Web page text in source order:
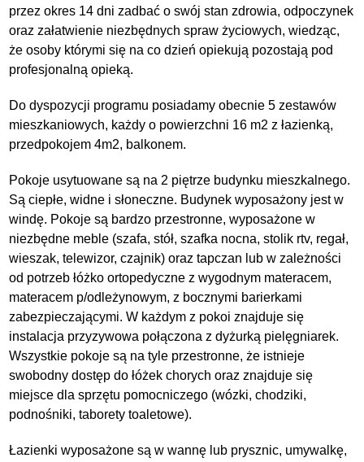
przez okres 14 dni zadbać o swój stan zdrowia, odpoczynek
oraz załatwienie niezbędnych spraw życiowych, wiedząc,
że osoby którymi się na co dzień opiekują pozostają pod
profesjonalną opieką.
Do dyspozycji programu posiadamy obecnie 5 zestawów
mieszkaniowych, każdy o powierzchni 16 m2 z łazienką,
przedpokojem 4m2, balkonem.
Pokoje usytuowane są na 2 piętrze budynku mieszkalnego.
Są ciepłe, widne i słoneczne. Budynek wyposażony jest w
windę. Pokoje są bardzo przestronne, wyposażone w
niezbędne meble (szafa, stół, szafka nocna, stolik rtv, regał,
wieszak, telewizor, czajnik) oraz tapczan lub w zależności
od potrzeb łóżko ortopedyczne z wygodnym materacem,
materacem p/odleżynowym, z bocznymi barierkami
zabezpieczającymi. W każdym z pokoi znajduje się
instalacja przyzywowa połączona z dyżurką pielęgniarek.
Wszystkie pokoje są na tyle przestronne, że istnieje
swobodny dostęp do łóżek chorych oraz znajduje się
miejsce dla sprzętu pomocniczego (wózki, chodziki,
podnośniki, taborety toaletowe).
Łazienki wyposażone są w wannę lub prysznic, umywalkę,